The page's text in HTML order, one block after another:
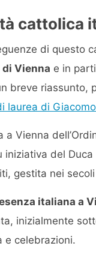
cattolica
di questo
Vienna e in
breve riassunto,
laurea di
Vienna
del
gestita nei
italiana a
inizialmente
e celebrazioni.